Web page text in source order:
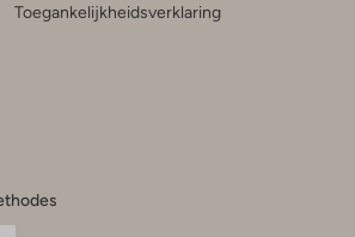
Toegankelijkheidsverklaring